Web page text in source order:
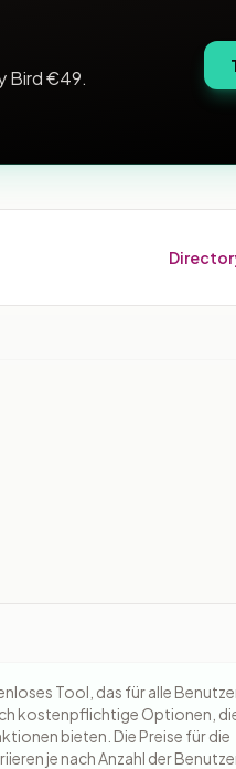
Bird €49.
Tool, das für alle
kostenpflichtige Optionen,
bieten. Die Preise für die
je nach Anzahl der